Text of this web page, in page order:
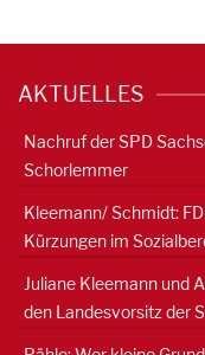
AKTUELLES
Nachruf der SPD
Schorlemmer
Kleemann/ Schmidt:
Kürzungen im
Juliane Kleemann und
den Landesvorsitz der